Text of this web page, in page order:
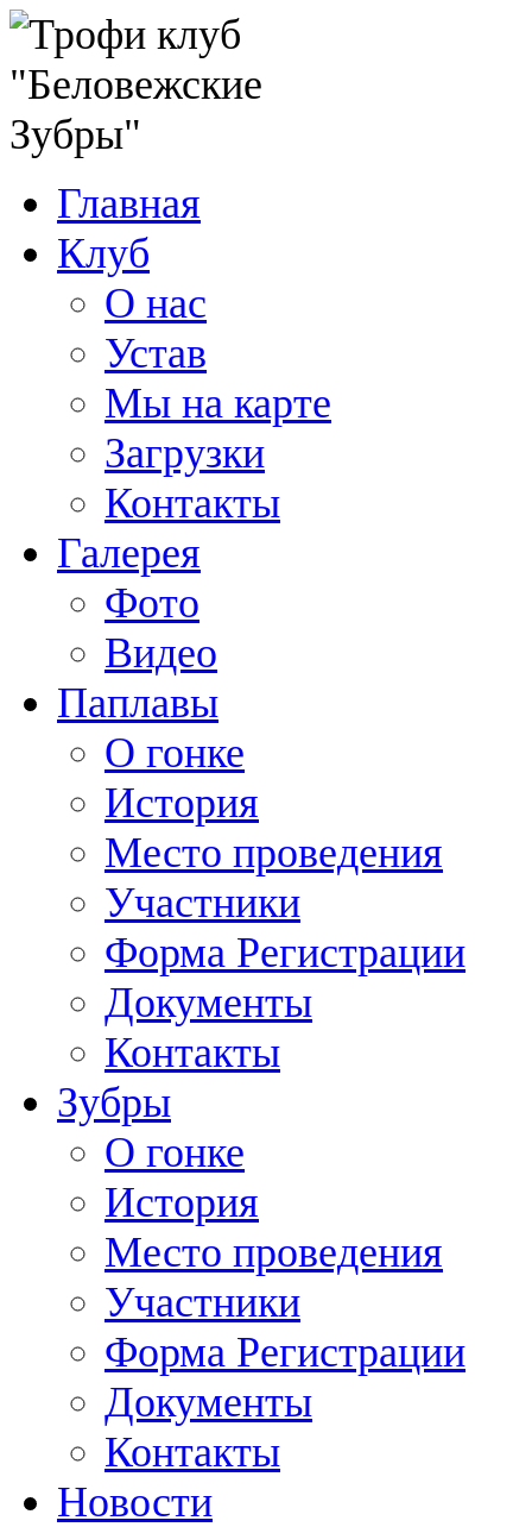
Главная
Клуб
О нас
Устав
Мы на карте
Загрузки
Контакты
Галерея
Фото
Видео
Паплавы
О гонке
История
Место проведения
Участники
Форма Регистрации
Документы
Контакты
Зубры
О гонке
История
Место проведения
Участники
Форма Регистрации
Документы
Контакты
Новости